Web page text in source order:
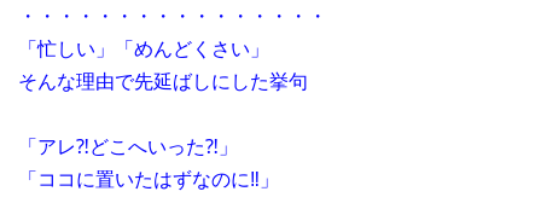
・・・・・・・・・・・・・・・・
「忙しい」「めんどくさい」
そんな理由で先延ばしにした挙句
「アレ⁈どこへいった⁈」
「ココに置いたはずなのに‼」